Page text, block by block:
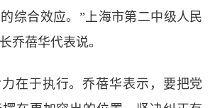
综合效应。”上海市第二中级人民
乔蓓华代表说。
在于执行。乔蓓华表示，要把党